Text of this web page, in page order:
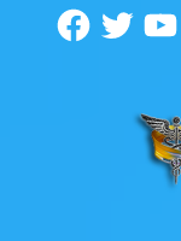
Facebook
Twitter